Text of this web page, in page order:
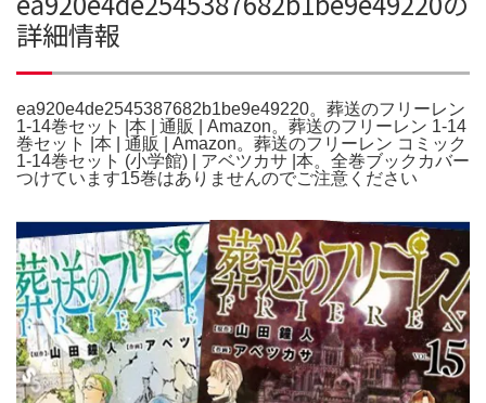
詳細情報
ea920e4de2545387682b1be9e49220。葬送のフリーレン
1-14巻セット |本 | 通販 | Amazon。葬送のフリーレン 1-14
巻セット |本 | 通販 | Amazon。葬送のフリーレン コミック
1-14巻セット (小学館) | アベツカサ |本。全巻ブックカバー
つけています15巻はありませんのでご注意ください